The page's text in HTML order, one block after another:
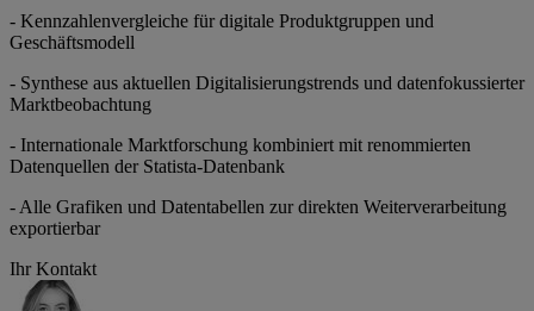
- Kennzahlenvergleiche für digitale Produktgruppen und
Geschäftsmodell
- Synthese aus aktuellen Digitalisierungstrends und datenfokussierter
Marktbeobachtung
- Internationale Marktforschung kombiniert mit renommierten
Datenquellen der Statista-Datenbank
- Alle Grafiken und Datentabellen zur direkten Weiterverarbeitung
exportierbar
Ihr Kontakt